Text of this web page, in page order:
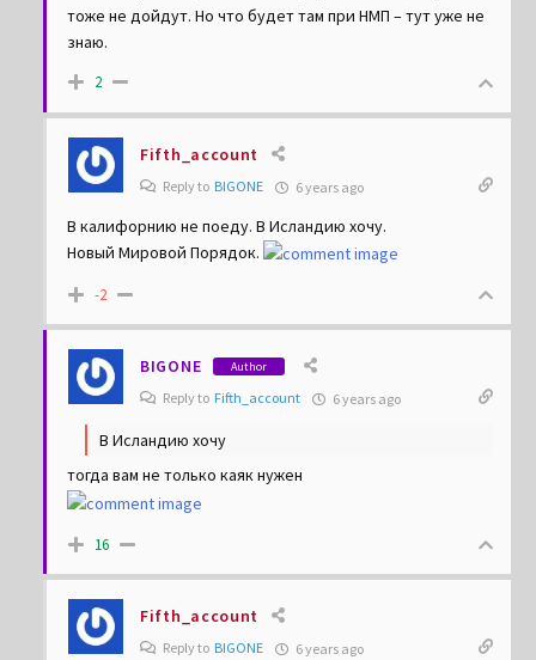
тоже не дойдут. Но что будет там при НМП – тут уже не
знаю.
2
Fifth_account
Reply to BIGONE 6 years ago
В калифорнию не поеду. В Исландию хочу.
Новый Мировой Порядок.
-2
BIGONE Author
Reply to Fifth_account 6 years ago
В Исландию хочу
тогда вам не только каяк нужен
16
Fifth_account
Reply to BIGONE 6 years ago